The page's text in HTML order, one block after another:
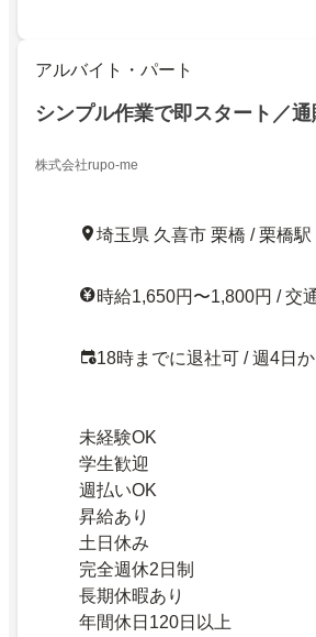
アルバイト・パート
シンプル作業で即スタート／
株式会社rupo-me
埼玉県 久喜市 栗橋 / 栗橋駅
時給1,650円〜1,800円 / 交
18時までに退社可 / 週4日
未経験OK
学生歓迎
週払いOK
昇給あり
土日休み
完全週休2日制
長期休暇あり
年間休日120日以上